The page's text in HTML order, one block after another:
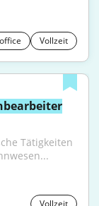
Vollzeit
Tätigkeiten
Vollzeit